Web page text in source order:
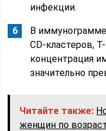
инфекции.
В
CD-кластеров,
концентрация
значительно
Читайте также:
женщин по